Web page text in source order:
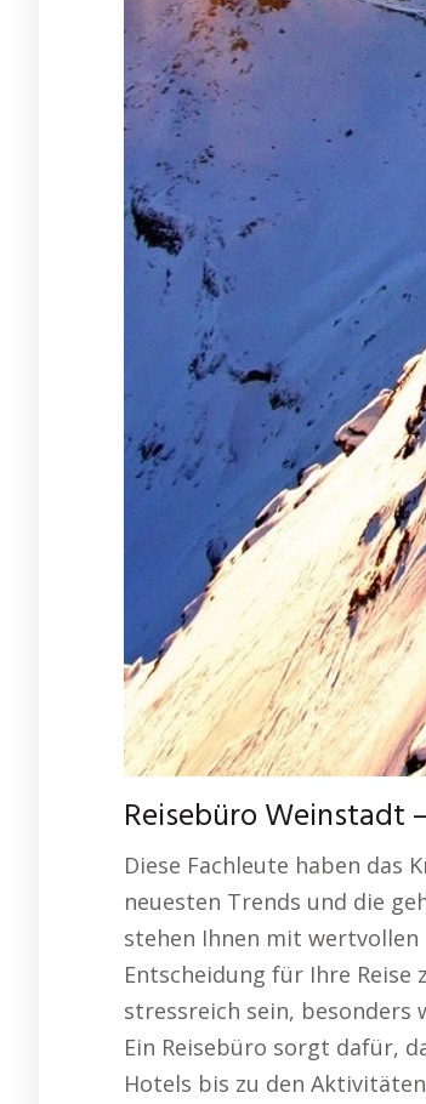
Reisebüro Weinstadt
Diese Fachleute haben das
neuesten Trends und die
stehen Ihnen mit wertvollen
Entscheidung für Ihre Reise
stressreich sein, besonders
Ein Reisebüro sorgt dafür,
Hotels bis zu den